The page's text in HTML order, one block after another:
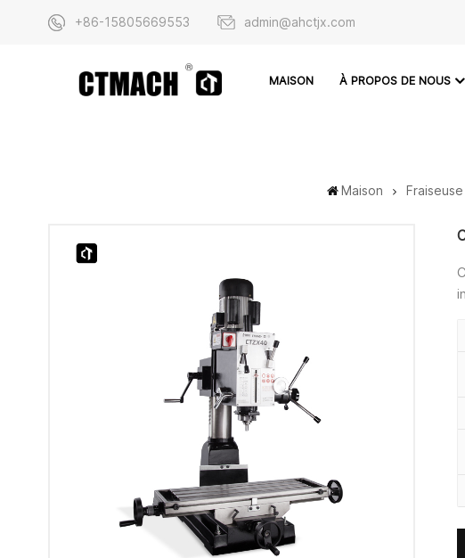
+86-15805669553 admin@ahctjx.com
MAISON À PROPOS DE NOUS
Maison Fraiseuse